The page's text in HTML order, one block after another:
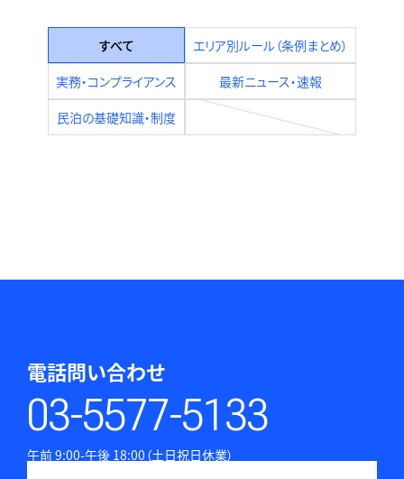
すべて
エリア別ルール（条例まとめ）
実務・コンプライアンス
最新ニュース・速報
民泊の基礎知識・制度
電話問い合わせ
03-5577-5133
午前 9:00-午後 18:00（土日祝日休業）